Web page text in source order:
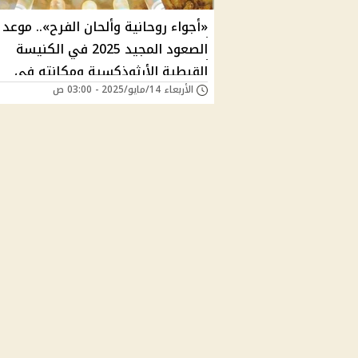
«أجواء روحانية وألحان الفرح»..
الصعود المجيد 2025 في الكنيسة
القبطية الأرثوذكسية ومكانته في
الطقس الكنسي
الأربعاء 14/مايو/2025 - 03:00 ص